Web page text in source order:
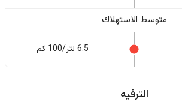
متوسط الاستهلاك
6.5 لتر/100 كم
الترفيه